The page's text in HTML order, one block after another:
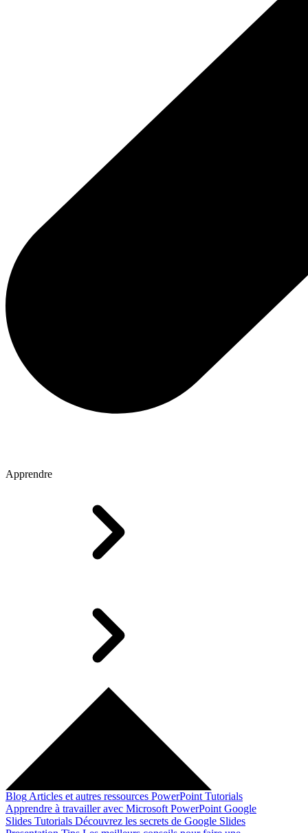
Apprendre
Blog Articles et autres ressources PowerPoint Tutorials
Apprendre à travailler avec Microsoft PowerPoint Google
Slides Tutorials Découvrez les secrets de Google Slides